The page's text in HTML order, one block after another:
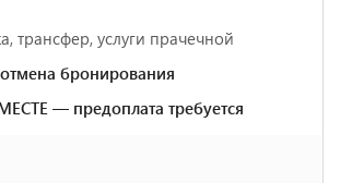
трансфер, услуги прачечной
бронирования
— предоплата требуется